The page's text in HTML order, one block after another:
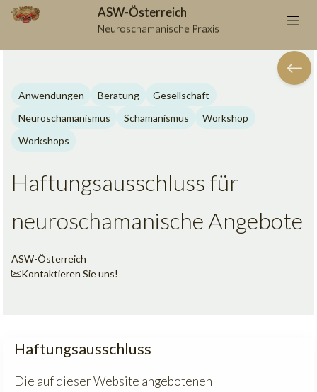
ASW-Österreich
Neuroschamanische Praxis
Haftungsausschluss für
neuroschamanische Angebote
ASW-Österreich
Kontaktieren Sie uns!
Anwendungen Beratung
Gesellschaft
Neuroschamanismus
Schamanismus
Workshop
Workshops
Haftungsausschluss
Die auf dieser Website angebotenen